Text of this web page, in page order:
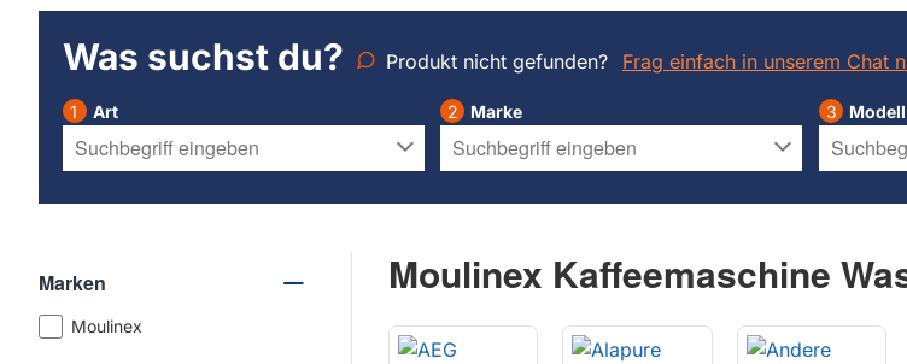
Was suchst du? Produkt nicht gefunden? Frag einfach in unserem Chat
Art Marke Modell
Marken
Moulinex
Moulinex Kaffeemaschine